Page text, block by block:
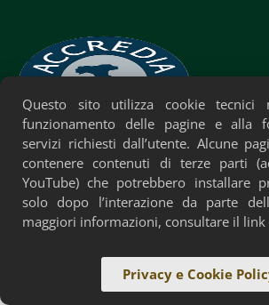
Privacy Policy Cookie Policy
Questo sito utilizza cookie tecnici
funzionamento delle pagine e alla
servizi richiesti dall’utente. Alcune
contenere contenuti di terze parti
YouTube) che potrebbero installare
solo dopo l’interazione da parte
maggiori informazioni, consultare il link
Privacy e Cookie